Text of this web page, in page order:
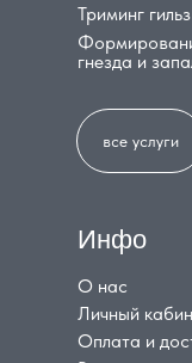
Инфо
О нас
Личный
Оплата и
Триминг гильз
гнезда и
все услуги